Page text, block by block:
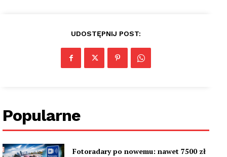
UDOSTĘPNIJ POST:
Popularne
Fotoradary po nowemu: nawet 7500 zł